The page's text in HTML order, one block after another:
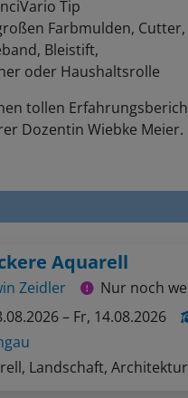
Tip
Farbmulden,
Bleistift,
oder Haushaltsrolle
tollen
Dozentin Wiebke Meier.
Aquarell
Zeidler
Nur noch
– Fr, 14.08.2026
Landschaft, Architektur